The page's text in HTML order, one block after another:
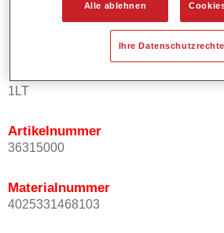
Variable
Mehrschicht- und
1LT
Artikelnummer
36315000
Materialnummer
4025331468103
Alle ablehnen
Ihre Datenschutzrechte